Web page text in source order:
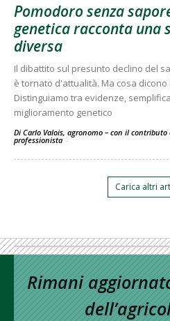
Pomodoro senza
genetica racconta una
diversa
Il dibattito sul presunto declino del
è tornato d'attualità. Ma cosa
Distinguiamo tra evidenze,
miglioramento genetico
Di Carlo Valois, agronomo – con il
professionista -
Carica altri
Rimani